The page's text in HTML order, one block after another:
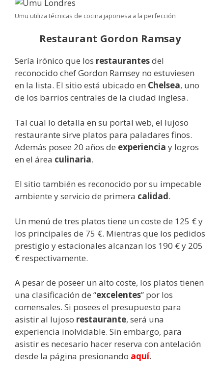
Umu utiliza técnicas de cocina japonesa a la perfección
Restaurant Gordon Ramsay
Sería irónico que los restaurantesdel
reconocido chef Gordon Ramsey no estuviesen
en la lista. El sitio está ubicado en Chelsea, uno
de los barrios centrales de la ciudad inglesa.
Tal cual lo detalla en su portal web, el lujoso
restaurante sirve platos para paladares finos.
Además posee 20 años de experiencia y logros
en el área culinaria.
El sitio también es reconocido por su impecable
ambiente y servicio de primera calidad.
Un menú de tres platos tiene un coste de 125 € y
los principales de 75 €. Mientras que los pedidos
prestigio y estacionales alcanzan los 190 € y 205
€ respectivamente.
A pesar de poseer un alto coste, los platos tienen
una clasificación de “excelentes” por los
comensales. Si posees el presupuesto para
asistir al lujoso restaurante, será una
experiencia inolvidable. Sin embargo, para
asistir es necesario hacer reserva con antelación
desde la página presionando aquí.